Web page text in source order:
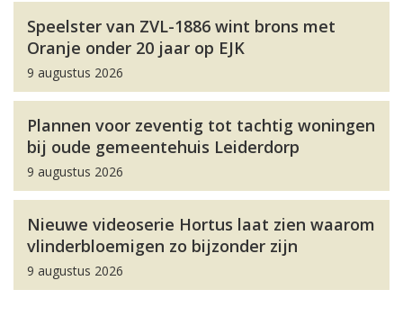
Speelster van ZVL-1886 wint brons met
Oranje onder 20 jaar op EJK
9 augustus 2026
Plannen voor zeventig tot tachtig woningen
bij oude gemeentehuis Leiderdorp
9 augustus 2026
Nieuwe videoserie Hortus laat zien waarom
vlinderbloemigen zo bijzonder zijn
9 augustus 2026